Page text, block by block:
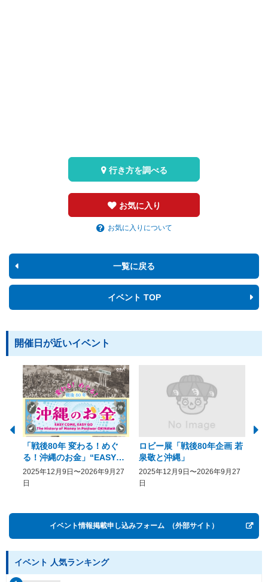
お気に入り
お気に入りについて
行き方を調べる
一覧に戻る
イベント TOP
開催日が近いイベント
「戦後80年 変わる！めぐ
る！沖縄のお金」“EASY
COME, EASY GO － The
History of Money in
2025年12月9日〜2026年9月27
日
ロビー展「戦後80年企画 若
泉敬と沖縄」
2025年12月9日〜2026年9月27
日
イベント情報掲載申し込みフォーム （外部サイト）
イベント 人気ランキング